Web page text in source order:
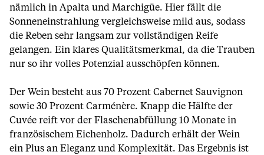
nämlich in Apalta und Marchigüe. Hier fällt die
Sonneneinstrahlung vergleichsweise mild aus, sodass
die Reben sehr langsam zur vollständigen Reife
gelangen. Ein klares Qualitätsmerkmal, da die Trauben
nur so ihr volles Potenzial ausschöpfen können.
Der Wein besteht aus 70 Prozent Cabernet Sauvignon
sowie 30 Prozent Carménère. Knapp die Hälfte der
Cuvée reift vor der Flaschenabfüllung 10 Monate in
französischem Eichenholz. Dadurch erhält der Wein
ein Plus an Eleganz und Komplexität. Das Ergebnis ist